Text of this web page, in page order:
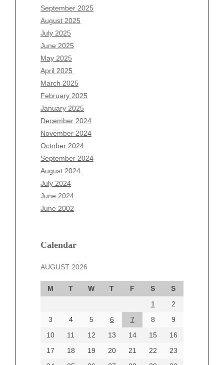
September 2025
August 2025
July 2025
June 2025
May 2025
April 2025
March 2025
February 2025
January 2025
December 2024
November 2024
October 2024
September 2024
August 2024
July 2024
June 2024
June 2002
Calendar
AUGUST 2026
M T W T F S
S
1
2
3
4 5 6 7 8
9
10
11 12 13 14 15
16
17
18 19 20 21 22
23
July 2026
June 2026
May 2026
April 2026
March 2026
February 2026
January 2026
December 2025
November 2025
October 2025
September 2025
August 2025
July 2025
June 2025
May 2025
April 2025
March 2025
December 2024
October 2024
September 2024
August 2024
June 2024